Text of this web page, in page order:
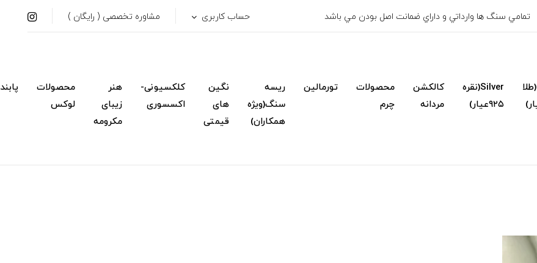
تمامي سنگ ها وارداتي و داراي ضمانت اصل بودن مي باشد حساب کاربری مشاوره تخصصی ( رایگان )
Gold(طلا
Silver(نقره
۹۲۵عیار)
کالکشن
مردانه
محصولات
چرم
تورمالین
ریسه
سنگ(ویژه
همکاران)
نگین
های
قیمتی
کلکسیونی-
اکسسوری
هنر
زیبای
مکرومه
محصولات
لوکس